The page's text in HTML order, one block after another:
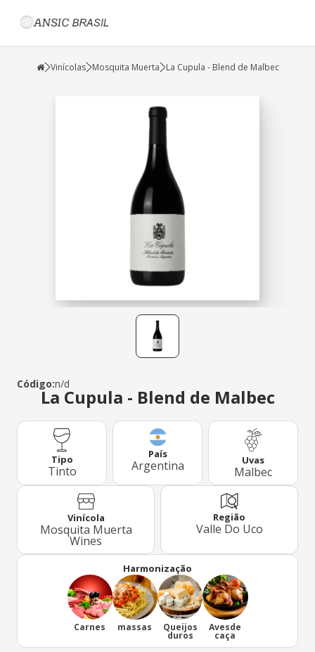
Vinícolas Mosquita Muerta La Cupula - Blend de Malbec
Código:n/d
La Cupula - Blend de Malbec
Tipo
Tinto
País
Argentina Uvas
Malbec
Vinícola
Mosquita Muerta
Wines
Região
Valle Do Uco
Harmonização
Carnes massas Queijos
duros
Avesde
caça